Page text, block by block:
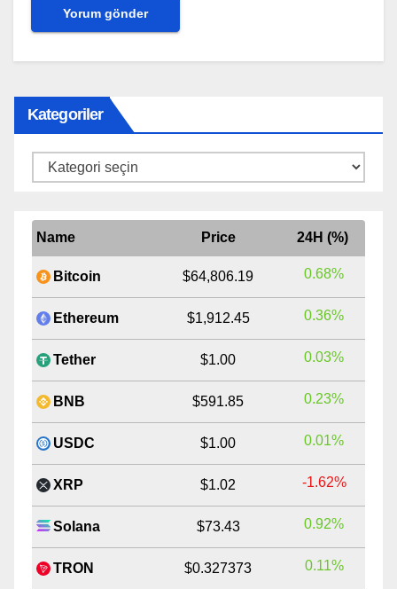
Kategoriler
Kategoriler
Name Price 24H (%)
Bitcoin $64,806.19 0.68%
Ethereum $1,912.45 0.36%
Tether $1.00 0.03%
BNB $591.85 0.23%
USDC $1.00 0.01%
XRP $1.02 -1.62%
Solana $73.43 0.92%
TRON $0.327373 0.11%